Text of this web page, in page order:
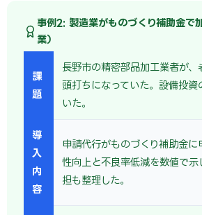
事例2: 製造業がものづくり補助金で
業）
課
題
長野市の精密部品加工業者が
頭打ちになっていた。設備投
いた。
導
入
内
容
申請代行がものづくり補助金
性向上と不良率低減を数値で
担も整理した。